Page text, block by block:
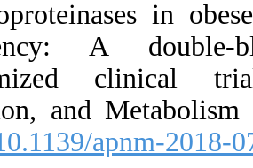
Nutrition,
[